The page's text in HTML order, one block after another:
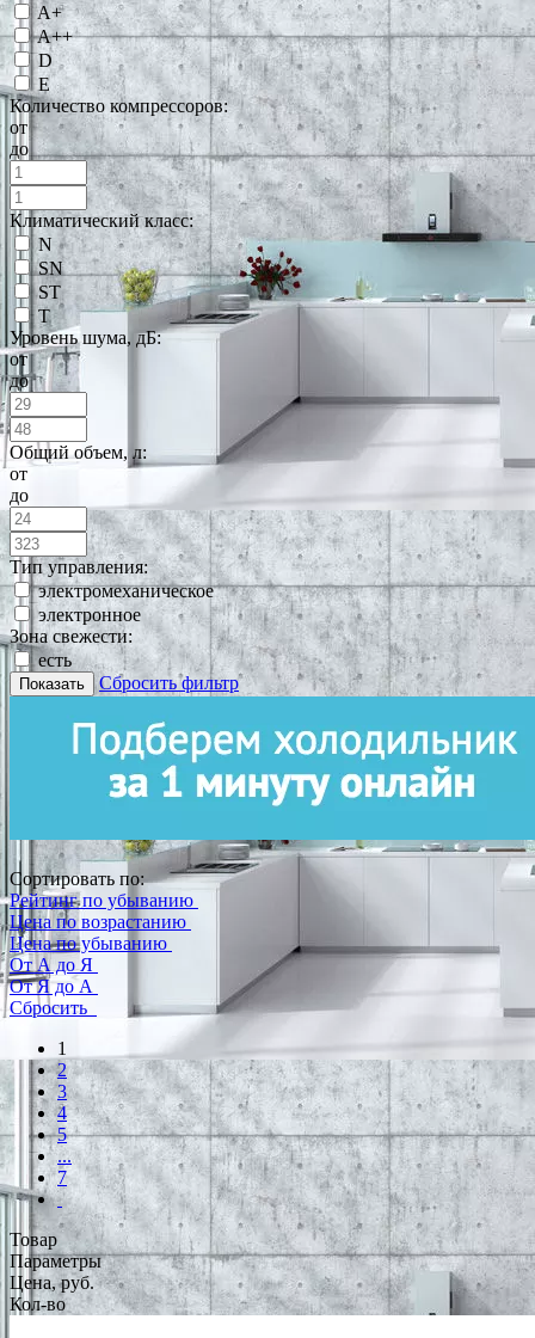
A+
A++
D
E
Количество компрессоров:
от
до
Климатический класс:
N
SN
ST
T
Уровень шума, дБ:
от
до
Общий объем, л:
от
до
Тип управления:
электромеханическое
электронное
Зона свежести:
есть
Показать Сбросить фильтр
Сортировать по:
Рейтинг по убыванию
Цена по возрастанию
Цена по убыванию
От А до Я
От Я до А
Сбросить
1
2
3
4
5
...
7
Товар
Параметры
Цена, руб.
Кол-во